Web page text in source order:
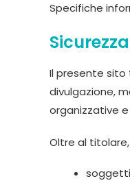
Specifiche
Il presente
divulgazione,
organizzative
Oltre al